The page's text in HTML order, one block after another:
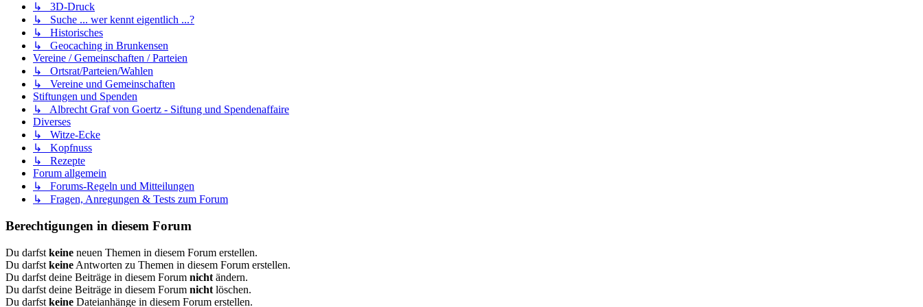
↳ 3D-Druck
↳ Suche ... wer kennt eigentlich ...?
↳ Historisches
↳ Geocaching in Brunkensen
Vereine / Gemeinschaften / Parteien
↳ Ortsrat/Parteien/Wahlen
↳ Vereine und Gemeinschaften
Stiftungen und Spenden
↳ Albrecht Graf von Goertz - Siftung und Spendenaffaire
Diverses
↳ Witze-Ecke
↳ Kopfnuss
↳ Rezepte
Forum allgemein
↳ Forums-Regeln und Mitteilungen
↳ Fragen, Anregungen & Tests zum Forum
Berechtigungen in diesem Forum
Du darfst keine neuen Themen in diesem Forum erstellen.
Du darfst keine Antworten zu Themen in diesem Forum erstellen.
Du darfst deine Beiträge in diesem Forum nicht ändern.
Du darfst deine Beiträge in diesem Forum nicht löschen.
Du darfst keine Dateianhänge in diesem Forum erstellen.